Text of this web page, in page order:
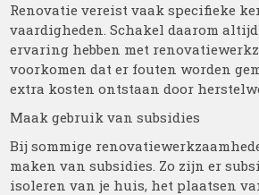
Renovatie vereist vaak specifieke
vaardigheden. Schakel daarom
ervaring hebben met
voorkomen dat er fouten worden
extra kosten ontstaan door
Maak gebruik van subsidies
Bij sommige
maken van subsidies. Zo zijn er
isoleren van je huis, het plaatsen